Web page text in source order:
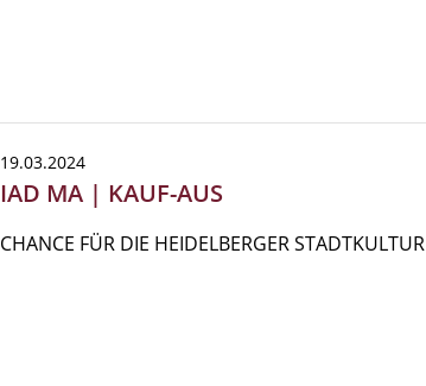
19.03.2024
IAD MA | KAUF-AUS
CHANCE FÜR DIE HEIDELBERGER STADTKULTUR